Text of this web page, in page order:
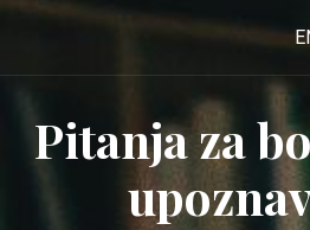
Pitanja za